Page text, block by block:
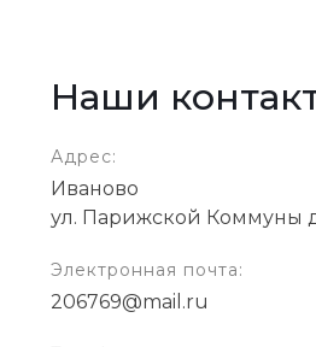
Наши
Адрес:
Иваново
ул. Парижской Коммуны
Электронная почта:
206769@mail.ru